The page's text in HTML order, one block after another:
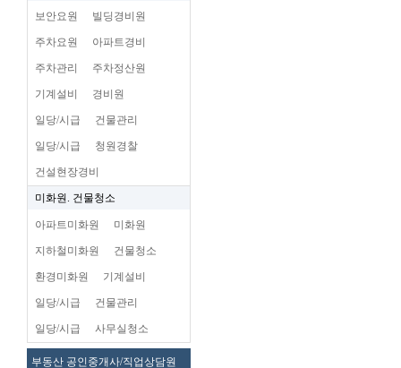
보안요원 빌딩경비원
주차요원 아파트경비
주차관리 주차정산원
기계설비 경비원
일당/시급 건물관리
일당/시급 청원경찰
건설현장경비
미화원. 건물청소
아파트미화원 미화원
지하철미화원 건물청소
환경미화원 기계설비
일당/시급 건물관리
일당/시급 사무실청소
부동산 공인중개사/직업상담원